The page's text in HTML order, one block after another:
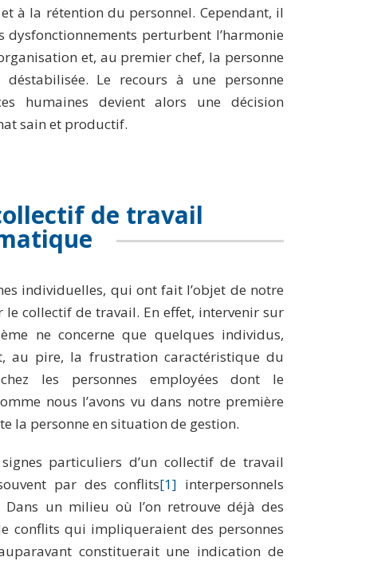
à la rétention du personnel. Cependant, il
perturbent l’harmonie
et, au premier chef, la personne
Le recours à une personne
humaines devient alors une décision
sain et productif.
de travail
individuelles, qui ont fait l’objet de notre
collectif de travail. En effet, intervenir sur
ne concerne que quelques individus,
au pire, la frustration caractéristique du
les personnes employées dont le
nous l’avons vu dans notre première
la personne en situation de gestion.
particuliers d’un collectif de travail
par des conflits[1] interpersonnels
Dans un milieu où l’on retrouve déjà des
conflits qui impliqueraient des personnes
constituerait une indication de